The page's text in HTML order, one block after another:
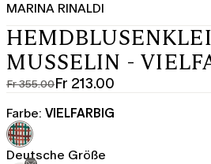
MARINA RINALDI
MUSSELIN -
Fr 355.00
Ursprünglicher
Preis
Fr
355.00
Fr 213.00
Aktueller
Preis
Fr
213.00
Farbe: VIELFARBIG
Deutsche Größe